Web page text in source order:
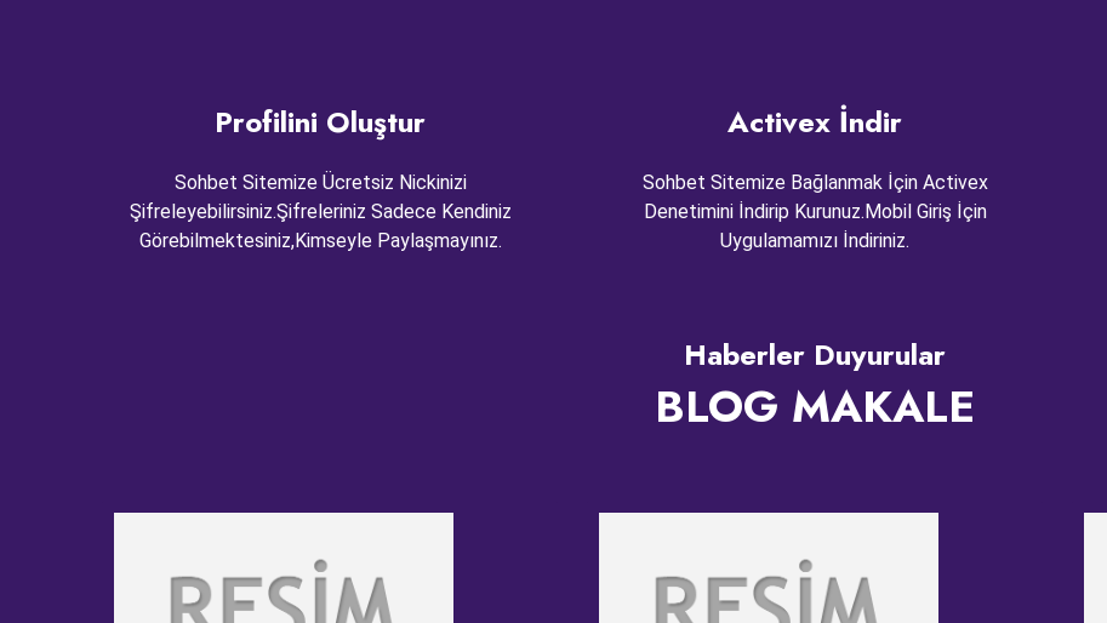
Profilini Oluştur
Sohbet Sitemize Ücretsiz Nickinizi
Şifreleyebilirsiniz.Şifreleriniz Sadece Kendiniz
Görebilmektesiniz,Kimseyle Paylaşmayınız.
Activex İndir
Sohbet Sitemize Bağlanmak İçin Activex
Denetimini İndirip Kurunuz.Mobil Giriş İçin
Uygulamamızı İndiriniz.
Haberler Duyurular
BLOG MAKALE